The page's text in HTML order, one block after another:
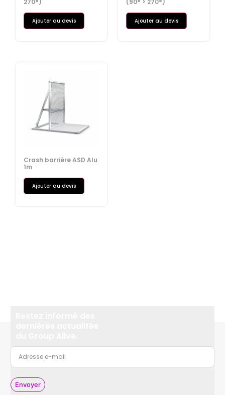
Ajouter au devis Ajouter au devis
Crash barrière ASD Alu
1m
Ajouter au devis
Envoyer